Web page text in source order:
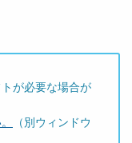
が必要な場合が
（別ウィンドウ